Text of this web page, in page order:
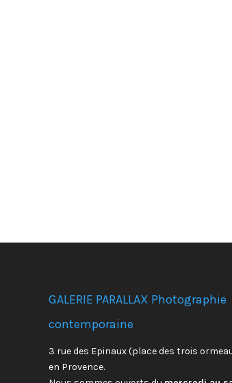
GALERIE PARALLAX Photographie
contemporaine
3 rue des Epinaux (place des trois
en Provence.